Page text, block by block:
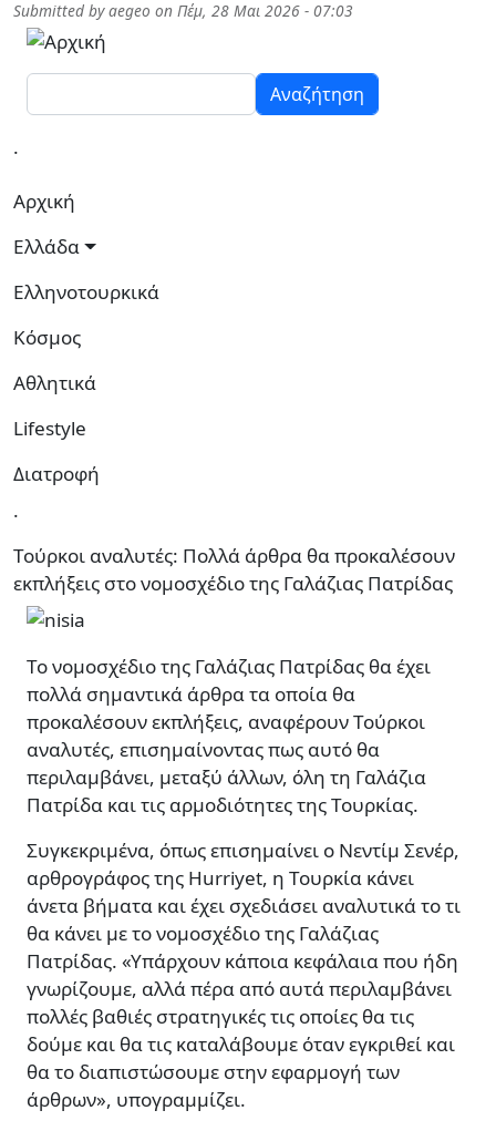
Παράκαμψη προς το κυρίως περιεχόμενο
Submitted byaegeo on Πέμ, 28 Μαι 2026 - 07:03
Αναζήτηση
.
Κεντρική πλοήγηση
Αρχική
Ελλάδα
Ελληνοτουρκικά
Κόσμος
Αθλητικά
Lifestyle
Διατροφή
.
Τούρκοι αναλυτές: Πολλά άρθρα θα προκαλέσουν
εκπλήξεις στο νομοσχέδιο της Γαλάζιας Πατρίδας
Το νομοσχέδιο της Γαλάζιας Πατρίδας θα έχει
πολλά σημαντικά άρθρα τα οποία θα
προκαλέσουν εκπλήξεις, αναφέρουν Τούρκοι
αναλυτές, επισημαίνοντας πως αυτό θα
περιλαμβάνει, μεταξύ άλλων, όλη τη Γαλάζια
Πατρίδα και τις αρμοδιότητες της Τουρκίας.
Συγκεκριμένα, όπως επισημαίνει ο Νεντίμ Σενέρ,
αρθρογράφος της Hurriyet, η Τουρκία κάνει
άνετα βήματα και έχει σχεδιάσει αναλυτικά το τι
θα κάνει με το νομοσχέδιο της Γαλάζιας
Πατρίδας. «Υπάρχουν κάποια κεφάλαια που ήδη
γνωρίζουμε, αλλά πέρα από αυτά περιλαμβάνει
πολλές βαθιές στρατηγικές τις οποίες θα τις
δούμε και θα τις καταλάβουμε όταν εγκριθεί και
θα το διαπιστώσουμε στην εφαρμογή των
άρθρων», υπογραμμίζει.